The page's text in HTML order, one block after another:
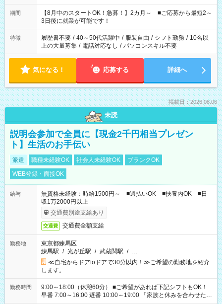
と休みを合わせたい」 「余裕を持って夕飯の準備がしたい」
「できれば残業はしたくない」 など、ご希望を教えてください
ね。 ※Wワーク希望の方へ 今ご覧のお仕事で希望する勤務時間
と、もう1つのお仕事の勤務時間。 合計で週40時間を超える場
合は応募できません。
期間
【8月中のスタートOK！急募！】2カ月～ ■ご応募から最短2～
3日後に就業が可能です！
特徴 履歴書不要 / 40～50代活躍中 / 服装自由 / シフト勤務 / 10名以
上の大量募集 / 電話対応なし / パソコンスキル不要
気になる！ 応募する 詳細へ
掲載日：2026.08.06
未読
説明会参加で全員に【現金2千円相当プレゼン
ト】生活のお手伝い
派遣 職種未経験OK 社会人未経験OK
ブランクOK
WEB登録・面接OK
給与
無資格未経験：時給1500円～ ■週払いOK ■扶養内OK ■日
収1万2000円以上
交通費別途支給あり
交通費 交通費全額支給
勤務地
東京都練馬区
練馬駅 / 光が丘駅 / 武蔵関駅 / …
≪自宅からドアtoドアで30分以内！≫ご希望の勤務地を紹介
します。
勤務時間
9:00～18:00（休憩60分） ■ご希望があれば下記シフトもOK！
早番 7:00～16:00 遅番 10:00～19:00 「家族と休みを合わせた